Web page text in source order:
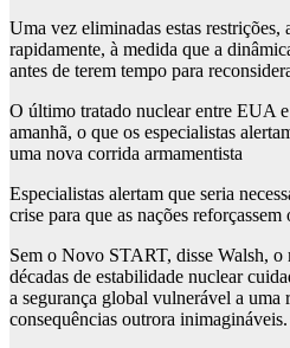
Uma vez eliminadas estas restrições,
rapidamente, à medida que a
antes de terem tempo para
O último tratado nuclear entre EUA
amanhã, o que os especialistas
uma nova corrida armamentista
Especialistas alertam que seria
crise para que as nações reforçassem
Sem o Novo START, disse Walsh,
décadas de estabilidade nuclear
a segurança global vulnerável a uma
consequências outrora inimagináveis.